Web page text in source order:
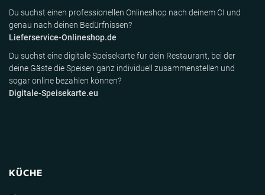
Du suchst einen professionellen Onlineshop nach deinem CI und
genau nach deinen Bedürfnissen?
Lieferservice-Onlineshop.de
Du suchst eine digitale Speisekarte für dein Restaurant, bei der
deine Gäste die Speisen ganz individuell zusammenstellen und
sogar online bezahlen können?
Digitale-Speisekarte.eu
KÜCHE